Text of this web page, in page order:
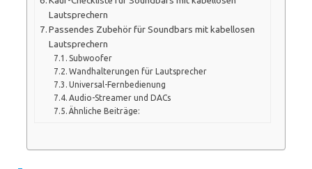
Lautsprechern
Passendes Zubehör für Soundbars mit kabellosen
Lautsprechern
Subwoofer
Wandhalterungen für Lautsprecher
Universal-Fernbedienung
Audio-Streamer und DACs
Ähnliche Beiträge: